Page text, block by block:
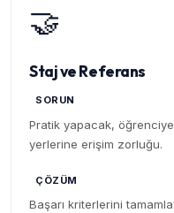
🤝
Staj ve Referans
SORUN
Pratik yapacak,
yerlerine erişim zorluğu.
ÇÖZÜM
Başarı kriterlerini